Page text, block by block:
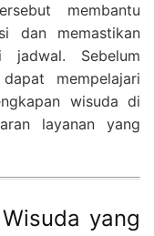
membantu
dan memastikan
jadwal. Sebelum
mempelajari
wisuda di
layanan yang
yang